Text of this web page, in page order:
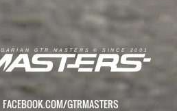
G A R I A N G T R M A S T E R S © S I N C E 2 0 0 1
FACEBOOK.COM/GTRMASTERS